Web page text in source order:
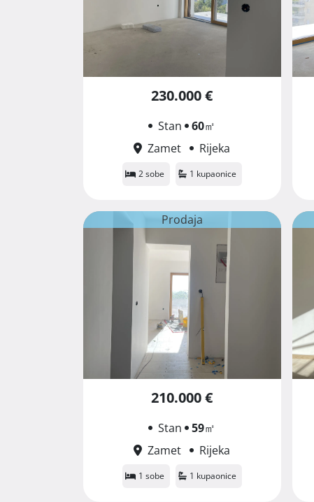
230.000 €
Stan 60㎡
Zamet
Rijeka
2 sobe 1 kupaonice
Prodaja
210.000 €
Stan 59㎡
Zamet
Rijeka
1 sobe 1 kupaonice